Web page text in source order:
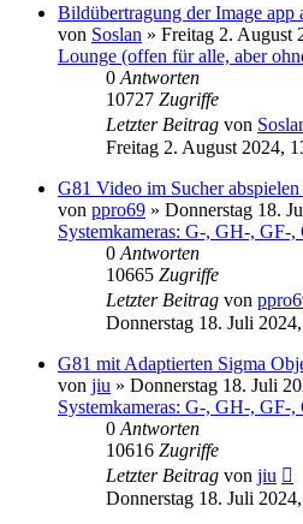
Bildübertragung der Image app
von Soslan » Freitag 2. August
Lounge (offen für alle, aber
0 Antworten
10727 Zugriffe
Letzter Beitrag von
Freitag 2. August 2024,
G81 Video im Sucher
von ppro69 » Donnerstag 18.
Systemkameras: G-, GH-,
0 Antworten
10665 Zugriffe
Letzter Beitrag von
Donnerstag 18. Juli
G81 mit Adaptierten Sigma
von jiu » Donnerstag 18. Juli
Systemkameras: G-, GH-,
0 Antworten
10616 Zugriffe
Letzter Beitrag von jiu
Donnerstag 18. Juli 2024,